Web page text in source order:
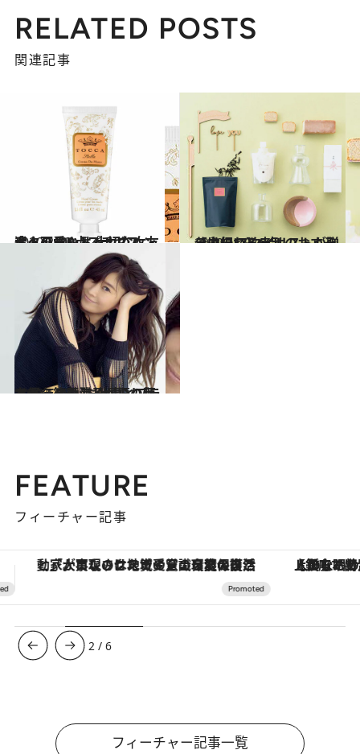
RELATED POSTS
関連記事
2020.2.12
大人可愛いトッカのハンドクリームは 大切な女友達への100点プチギフト！
ビューティ＆ヘルス 2019.11.9
【内祝い】幸せのおすそ分けに スタイリストが贈る心伝わる6点
ライフスタイル
2020.1.23
女優・篠原涼子が振り返る30年の軌跡 仕事とプライベート、これからの私
カルチャー
FEATURE
フィーチャー記事
【銀座で出合う最旬美容】美髪ケアや上質な眠り…セルフケアのアップデートから、特別な名入れギフトまで。大人のための「ReFa GINZA」クルーズ 【夏限定ディナーコース】旬を
3 /6
フィーチャー記事一覧